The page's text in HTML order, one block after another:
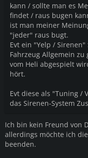
kann / sollte man es
findet / raus bugen
ist man meiner
"jeder" raus bugt.
Evt ein "Yelp /
Fahrzeug Allgemein
vom Heli abgespielt
hört.
Evt diese als "Tuning /
das Sirenen-System
Ich bin kein Freund von
allerdings möchte ich
beenden.